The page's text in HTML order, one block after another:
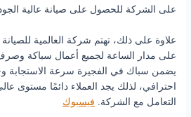
على الشركة للحصول على صيانة عالية
علاوة على ذلك، تهتم شركة العالمية
على مدار الساعة لجميع أعمال سباكة
يضمن سباك في الفجيرة سرعة الاستجابة
احترافي، لذلك يجد العملاء دائمًا مستوى
التعامل مع الشركة.
فيسبوك